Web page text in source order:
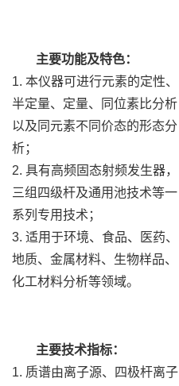
主要功能及特色：
1. 本仪器可进行元素的定性、
半定量、定量、同位素比分析
以及同元素不同价态的形态分
析；
2. 具有高频固态射频发生器，
三组四级杆及通用池技术等一
系列专用技术；
3. 适用于环境、食品、医药、
地质、金属材料、生物样品、
化工材料分析等领域。
主要技术指标：
1. 质谱由离子源、四极杆离子